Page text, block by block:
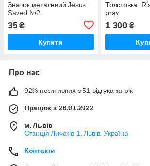
Значок металевий Jesus
Saved №2
35 ₴
Купити
Толстовка:
pray
1 300₴
Про нас
92% позитивних з 51 відгука за рік
Працює з 26.01.2022
м. Львів
Станція Личаків 1, Львів, Україна
Контакти